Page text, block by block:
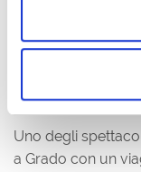
Canto
Battisti e
26 agosto 2026
Uno degli
a Grado con un